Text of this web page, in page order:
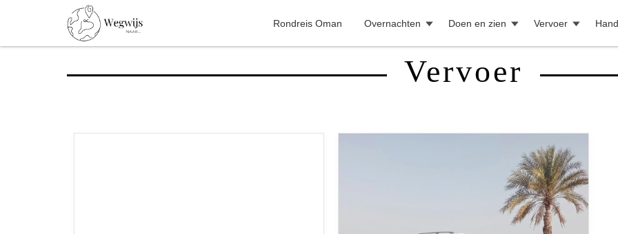
Rondreis Oman Overnachten Doen en zien Vervoer
Vervoer